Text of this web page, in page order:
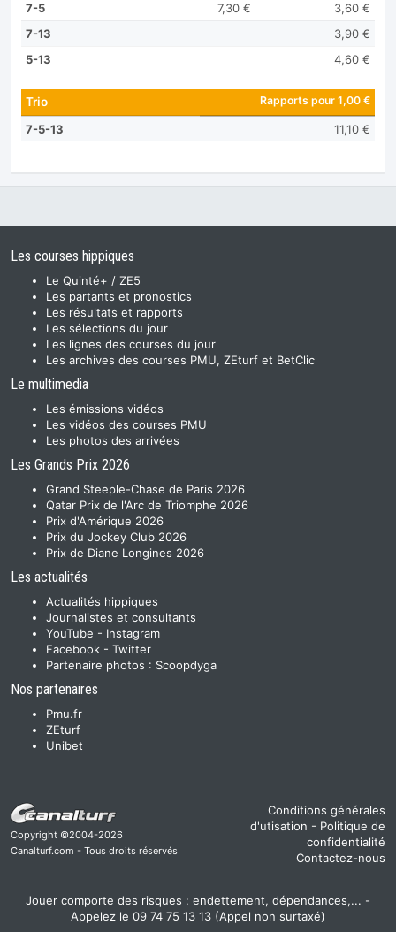
7-5
7,30 €
3,60 €
7-13
3,90 €
5-13
4,60 €
Trio Rapports pour 1,00 €
7-5-13 11,10 €
Les courses hippiques
Le Quinté+ / ZE5
Les partants et pronostics
Les résultats et rapports
Les sélections du jour
Les lignes des courses du jour
Les archives des courses PMU, ZEturf et BetClic
Le multimedia
Les émissions vidéos
Les vidéos des courses PMU
Les photos des arrivées
Les Grands Prix 2026
Grand Steeple-Chase de Paris 2026
Qatar Prix de l'Arc de Triomphe 2026
Prix d'Amérique 2026
Prix du Jockey Club 2026
Prix de Diane Longines 2026
Les actualités
Actualités hippiques
Journalistes et consultants
YouTube - Instagram
Facebook - Twitter
Partenaire photos : Scoopdyga
Nos partenaires
Pmu.fr
ZEturf
Unibet
Copyright ©2004-2026
Canalturf.com - Tous droits réservés
Conditions générales
d'utisation - Politique de
confidentialité
Contactez-nous
Jouer comporte des risques : endettement, dépendances,... -
Appelez le 09 74 75 13 13 (Appel non surtaxé)